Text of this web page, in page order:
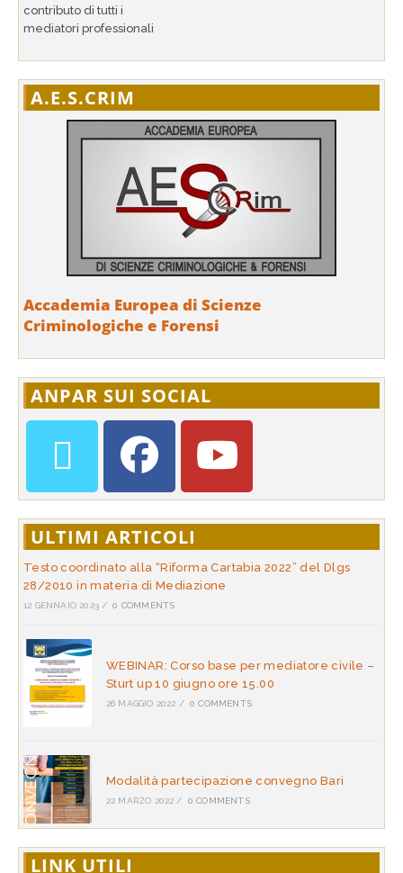
contributo di tutti i
mediatori professionali
A.E.S.CRIM
Accademia Europea di Scienze
Criminologiche e Forensi
ANPAR SUI SOCIAL
ULTIMI ARTICOLI
Testo coordinato alla “Riforma Cartabia 2022” del Dlgs
28/2010 in materia di Mediazione
12 GENNAIO 2023 / 0 COMMENTS
WEBINAR: Corso base per mediatore civile –
Sturt up 10 giugno ore 15.00
26 MAGGIO 2022 / 0 COMMENTS
Modalità partecipazione convegno Bari
22 MARZO 2022 / 0 COMMENTS
LINK UTILI